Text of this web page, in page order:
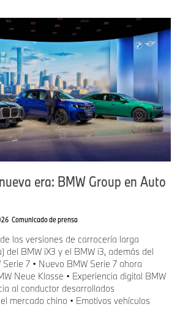
era: BMW Group en Auto
Comunicado de prensa
las versiones de carrocería larga
del BMW iX3 y el BMW i3, además del
7 • Nuevo BMW Serie 7 ahora
Neue Klasse • Experiencia digital BMW
al conductor desarrollados
mercado chino • Emotivos vehículos